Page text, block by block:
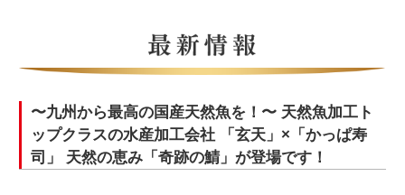
〜九州から最高の国産天然魚を！〜 天然魚加工ト
ップクラスの水産加工会社 「玄天」×「かっぱ寿
司」 天然の恵み「奇跡の鯖」が登場です！